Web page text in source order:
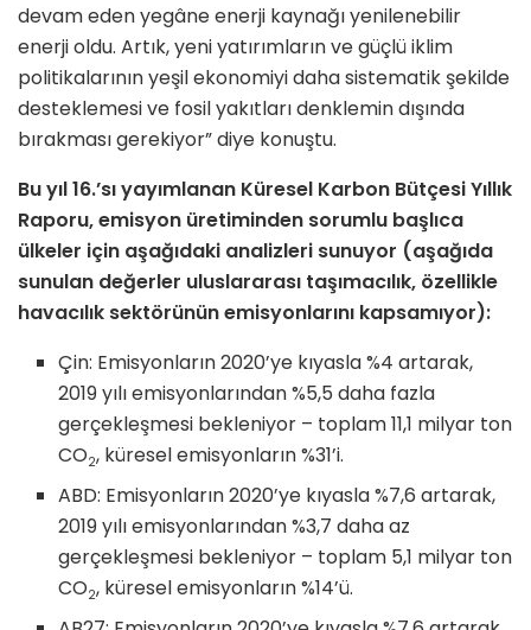
devam eden yegâne enerji kaynağı yenilenebilir
enerji oldu. Artık, yeni yatırımların ve güçlü iklim
politikalarının yeşil ekonomiyi daha sistematik şekilde
desteklemesi ve fosil yakıtları denklemin dışında
bırakması gerekiyor” diye konuştu.
Bu yıl 16.’sı yayımlanan Küresel Karbon Bütçesi Yıllık
Raporu, emisyon üretiminden sorumlu başlıca
ülkeler için aşağıdaki analizleri sunuyor (aşağıda
sunulan değerler uluslararası taşımacılık, özellikle
havacılık sektörünün emisyonlarını kapsamıyor):
Çin: Emisyonların 2020’ye kıyasla %4 artarak,
2019 yılı emisyonlarından %5,5 daha fazla
gerçekleşmesi bekleniyor – toplam 11,1 milyar ton
CO2, küresel emisyonların %31’i.
ABD: Emisyonların 2020’ye kıyasla %7,6 artarak,
2019 yılı emisyonlarından %3,7 daha az
gerçekleşmesi bekleniyor – toplam 5,1 milyar ton
CO2, küresel emisyonların %14’ü.